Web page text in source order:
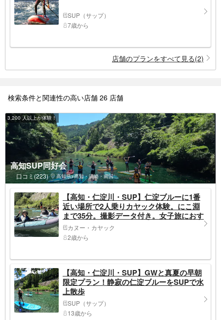
SUP（サップ）
7歳から
店舗のプランをすべて見る(2)
検索条件と関連性の高い店舗 26 店舗
3,200 人以上が体験！
高知SUP同好会
口コミ(223) 高知県>高知・須崎・南国
【高知・仁淀川・SUP】仁淀ブルーに1番
近い場所で2人乗りカヤック体験。にこ淵
まで35分。撮影データ付き。女子旅におす
すめ。2歳～OK。
カヌー・カヤック
2歳から
【高知・仁淀川・SUP】GWと真夏の早朝
限定プラン！静寂の仁淀ブルーをSUPで水
上散歩
SUP（サップ）
13歳から